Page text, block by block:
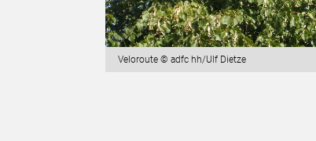
Veloroute © adfc hh/Ulf Dietze